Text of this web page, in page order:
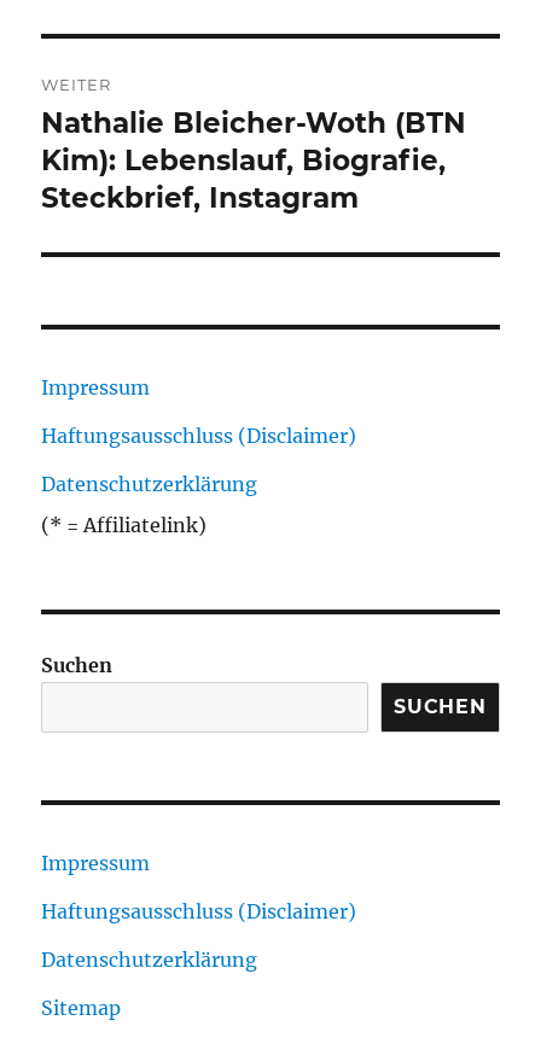
WEITER
Nächster
Beitrag:
Nathalie Bleicher-Woth (BTN
Kim): Lebenslauf, Biografie,
Steckbrief, Instagram
Impressum
Haftungsausschluss (Disclaimer)
Datenschutzerklärung
(* = Affiliatelink)
Suchen
SUCHEN
Impressum
Haftungsausschluss (Disclaimer)
Datenschutzerklärung
Sitemap